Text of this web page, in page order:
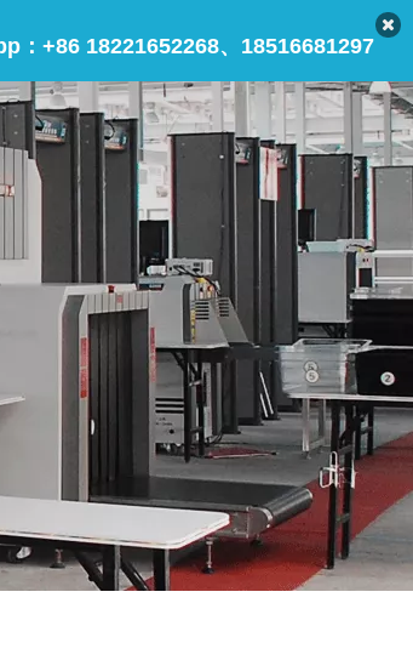
： +86 18221652268、18516681297